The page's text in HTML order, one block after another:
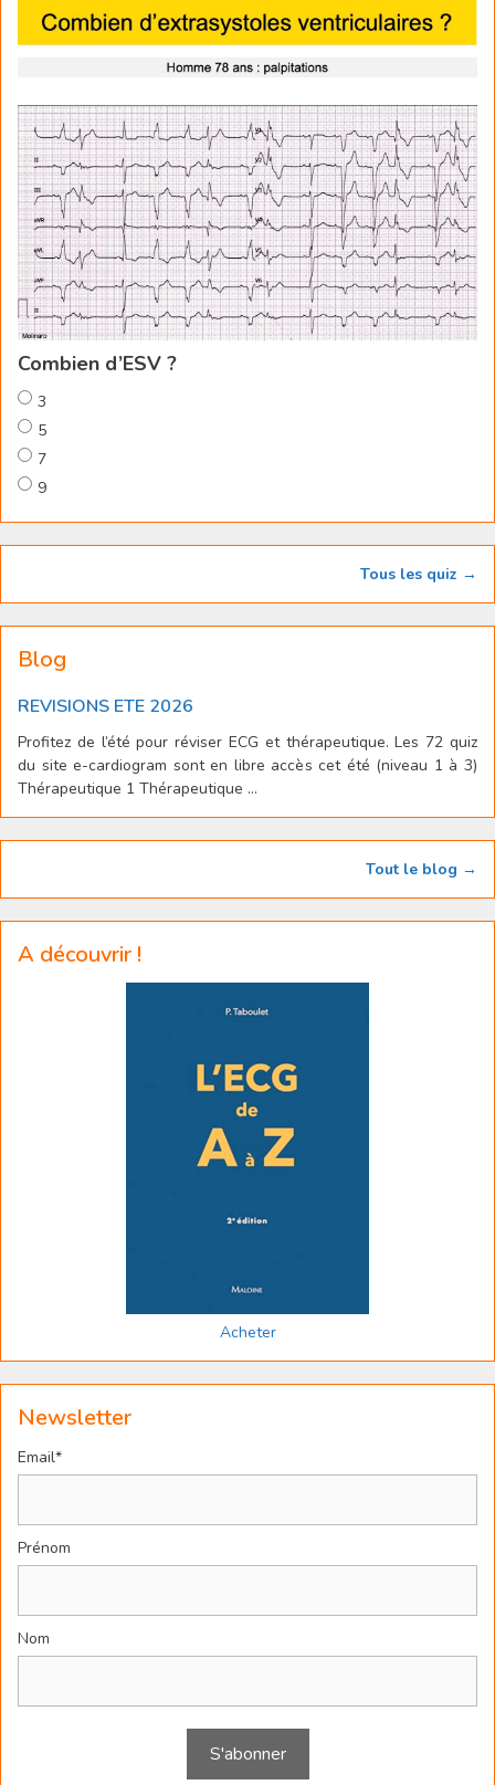
Combien d’ESV ?
3
5
7
9
Tous les quiz →
Blog
REVISIONS ETE 2026
Profitez de l’été pour réviser ECG et thérapeutique. Les 72 quiz
du site e-cardiogram sont en libre accès cet été (niveau 1 à 3)
Thérapeutique 1 Thérapeutique ...
Tout le blog →
A découvrir !
Acheter
Newsletter
Email*
Prénom
Nom